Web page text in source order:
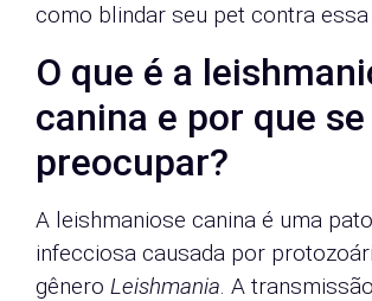
como blindar seu pet contra essa
O que é a
canina e por que se
preocupar?
A leishmaniose canina é uma
infecciosa causada por
gênero Leishmania . A